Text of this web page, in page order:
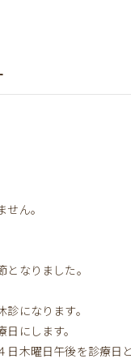
ん。
なりました。
になります。
にします。
木曜日午後を診療日と